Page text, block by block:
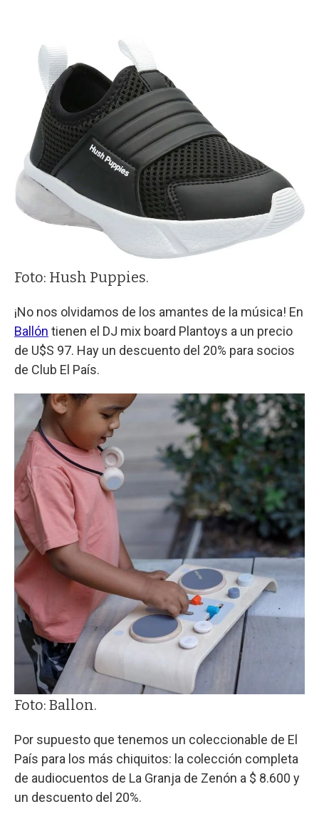
Foto: Hush Puppies.
¡No nos olvidamos de los amantes de la música! En
Ballón tienen el DJ mix board Plantoys a un precio
de U$S 97. Hay un descuento del 20% para socios
de Club El País.
Foto: Ballon.
Por supuesto que tenemos un coleccionable de El
País para los más chiquitos: la colección completa
de audiocuentos de La Granja de Zenón a $ 8.600 y
un descuento del 20%.